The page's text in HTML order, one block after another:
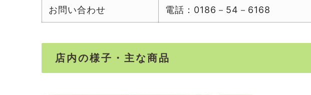
お問い合わせ 電話：0186－54－6168
店内の様子・主な商品